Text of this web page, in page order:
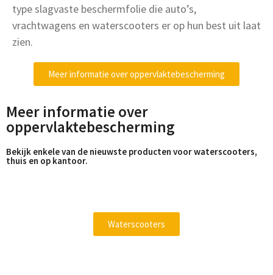
type slagvaste beschermfolie die auto’s,
vrachtwagens en waterscooters er op hun best uit laat
zien.
Meer informatie over oppervlaktebescherming
Meer informatie over
oppervlaktebescherming
Bekijk enkele van de nieuwste producten voor waterscooters,
thuis en op kantoor.
Waterscooters